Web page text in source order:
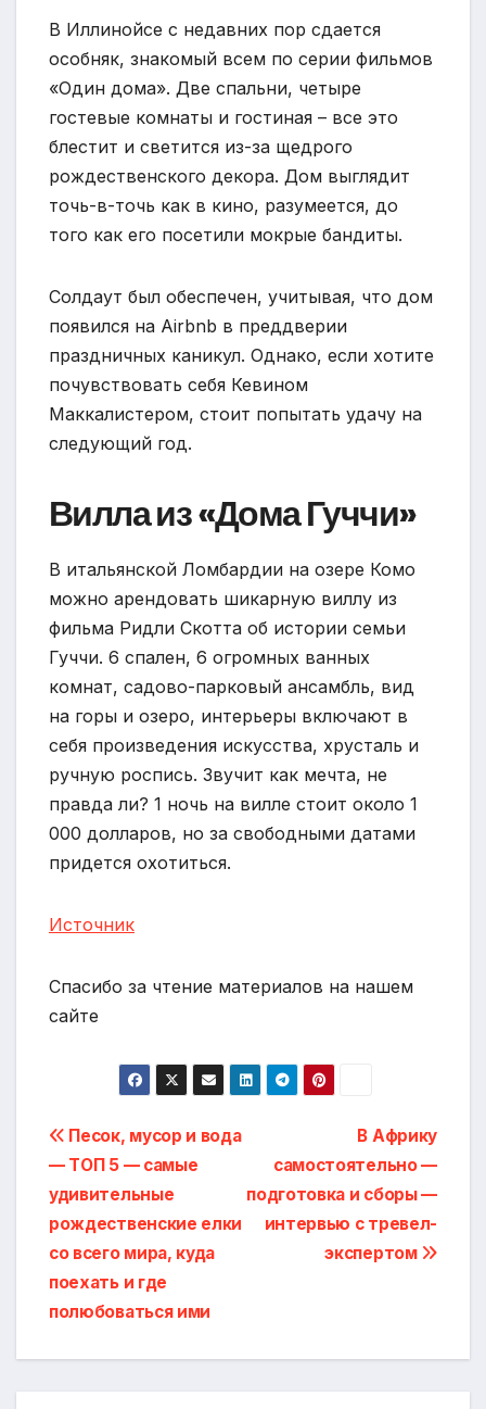
В Иллинойсе с недавних пор сдается
особняк, знакомый всем по серии фильмов
«Один дома». Две спальни, четыре
гостевые комнаты и гостиная – все это
блестит и светится из-за щедрого
рождественского декора. Дом выглядит
точь-в-точь как в кино, разумеется, до
того как его посетили мокрые бандиты.
Солдаут был обеспечен, учитывая, что дом
появился на Airbnb в преддверии
праздничных каникул. Однако, если хотите
почувствовать себя Кевином
Маккалистером, стоит попытать удачу на
следующий год.
Вилла из «Дома Гуччи»
В итальянской Ломбардии на озере Комо
можно арендовать шикарную виллу из
фильма Ридли Скотта об истории семьи
Гуччи. 6 спален, 6 огромных ванных
комнат, садово-парковый ансамбль, вид
на горы и озеро, интерьеры включают в
себя произведения искусства, хрусталь и
ручную роспись. Звучит как мечта, не
правда ли? 1 ночь на вилле стоит около 1
000 долларов, но за свободными датами
придется охотиться.
Источник
Спасибо за чтение материалов на нашем
сайте
Навигация
по
записям
В Африку
самостоятельно —
подготовка и сборы —
интервью с тревел-
экспертом
Песок, мусор и вода
— ТОП 5 — самые
удивительные
рождественские елки
со всего мира, куда
поехать и где
полюбоваться ими